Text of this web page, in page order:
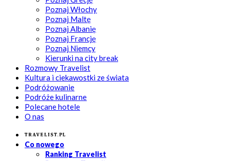
Poznaj Włochy
Poznaj Maltę
Poznaj Albanię
Poznaj Francję
Poznaj Niemcy
Kierunki na city break
Rozmowy Travelist
Kultura i ciekawostki ze świata
Podróżowanie
Podróże kulinarne
Polecane hotele
O nas
Travelist.pl
Co nowego
Ranking Travelist